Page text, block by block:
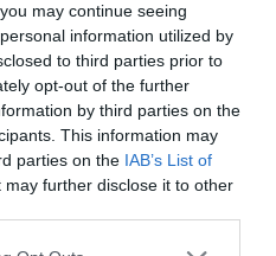
may continue seeing
information utilized by
to third parties prior to
opt-out of the further
by third parties on the
This information may
parties on the IAB’s List of
may further disclose it to other